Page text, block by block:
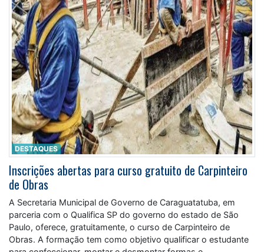
DESTAQUES
Inscrições abertas para curso gratuito de Carpinteiro
de Obras
A Secretaria Municipal de Governo de Caraguatatuba, em
parceria com o Qualifica SP do governo do estado de São
Paulo, oferece, gratuitamente, o curso de Carpinteiro de
Obras. A formação tem como objetivo qualificar o estudante